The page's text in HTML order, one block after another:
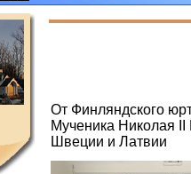
От Финляндского
Мученика Николая
Швеции и Латвии